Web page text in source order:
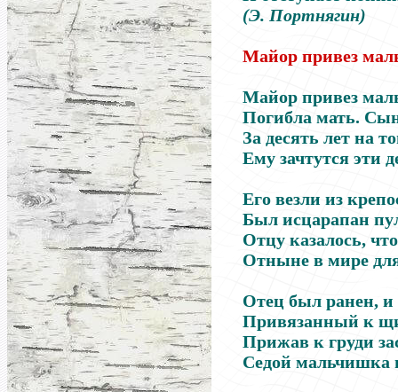
(Э. Портнягин)
Майор привез
Майор привез
Погибла мать.
За десять лет на
Ему зачтутся эти
Его везли из
Был исцарапан
Отцу казалось,
Отныне в мире
Отец был ранен, и
Привязанный к
Прижав к груди
Седой мальчишка